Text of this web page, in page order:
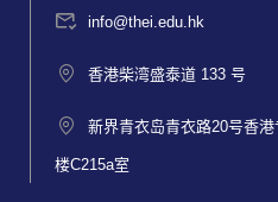
info@thei.edu.hk
香港柴湾盛泰道 133 号
新界青衣岛青衣路20号香
楼C215a室